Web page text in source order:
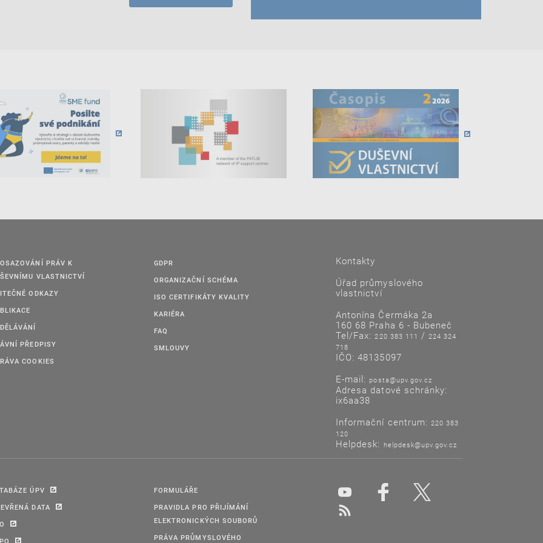
PRÁV K
VLASTNICTVÍ
ODKAZY
PŘEDPISY
COOKIES
GDPR
ORGANIZAČNÍ SCHÉMA
ISO CERTIFIKÁTY KVALITY
KARIÉRA
FAQ
SMLOUVY
Kontakty
Úřad průmyslového
vlastnictví
Antonína Čermáka 2a
160 68 Praha 6 - Bubeneč
Tel/Fax:220 383 111 /224 324
718
IČO: 48135097
E-mail: posta@upv.gov.cz
Adresa datové schránky:
ix6aa38
Informační centrum: 220 383
120
Helpdesk: helpdesk@upv.gov.cz
ÚPV
DATA
FORMULÁŘE
PRAVIDLA PRO PŘIJÍMÁNÍ
ELEKTRONICKÝCH SOUBORŮ
PRÁVA PRŮMYSLOVÉHO